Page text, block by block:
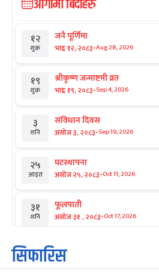
आगामी बिदाहरु
१२
शुक्र
जनै पूर्णिमा
भाद्र १२, २०८३-Aug 28, 2026
१९
शुक्र
श्रीकृष्ण जन्माष्टमी व्रत
भाद्र १९, २०८३-Sep 4, 2026
३
शनि
संविधान दिवस
असोज ३, २०८३-Sep 19, 2026
२५
आइत
घटस्थापना
असोज २५, २०८३-Oct 11, 2026
३१
शनि
फूलपाती
असोज ३१ , २०८३-Oct 17, 2026
१
आइत
कार्तिक सङ्क्रान्ति
कार्तिक १, २०८३
सिफारिस